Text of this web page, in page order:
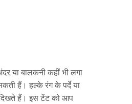
या बालकनी कहीं भी लगा
हैं। हल्के रंग के पर्दे या
दिखते हैं। इस टेंट को आप